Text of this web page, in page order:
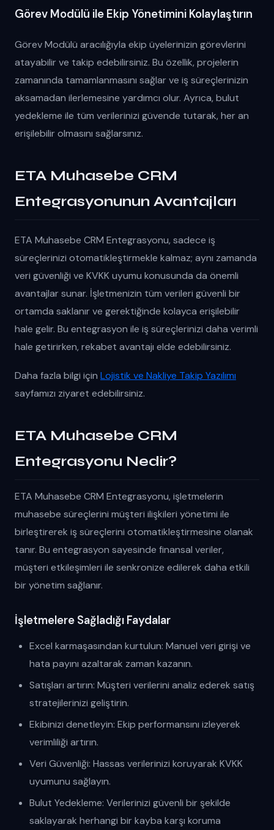
Görev Modülü ile Ekip Yönetimini Kolaylaştırın
Görev Modülü aracılığıyla ekip üyelerinizin görevlerini
atayabilir ve takip edebilirsiniz. Bu özellik, projelerin
zamanında tamamlanmasını sağlar ve iş süreçlerinizin
aksamadan ilerlemesine yardımcı olur. Ayrıca, bulut
yedekleme ile tüm verilerinizi güvende tutarak, her an
erişilebilir olmasını sağlarsınız.
ETA Muhasebe CRM
Entegrasyonunun Avantajları
ETA Muhasebe CRM Entegrasyonu, sadece iş
süreçlerinizi otomatikleştirmekle kalmaz; aynı zamanda
veri güvenliği ve KVKK uyumu konusunda da önemli
avantajlar sunar. İşletmenizin tüm verileri güvenli bir
ortamda saklanır ve gerektiğinde kolayca erişilebilir
hale gelir. Bu entegrasyon ile iş süreçlerinizi daha verimli
hale getirirken, rekabet avantajı elde edebilirsiniz.
Daha fazla bilgi için Lojistik ve Nakliye Takip Yazılımı
sayfamızı ziyaret edebilirsiniz.
ETA Muhasebe CRM
Entegrasyonu Nedir?
ETA Muhasebe CRM Entegrasyonu, işletmelerin
muhasebe süreçlerini müşteri ilişkileri yönetimi ile
birleştirerek iş süreçlerini otomatikleştirmesine olanak
tanır. Bu entegrasyon sayesinde finansal veriler,
müşteri etkileşimleri ile senkronize edilerek daha etkili
bir yönetim sağlanır.
İşletmelere Sağladığı Faydalar
Excel karmaşasından kurtulun: Manuel veri girişi ve
hata payını azaltarak zaman kazanın.
Satışları artırın: Müşteri verilerini analiz ederek satış
stratejilerinizi geliştirin.
Ekibinizi denetleyin: Ekip performansını izleyerek
verimliliği artırın.
Veri Güvenliği: Hassas verilerinizi koruyarak KVKK
uyumunu sağlayın.
Bulut Yedekleme: Verilerinizi güvenli bir şekilde
saklayarak herhangi bir kayba karşı koruma